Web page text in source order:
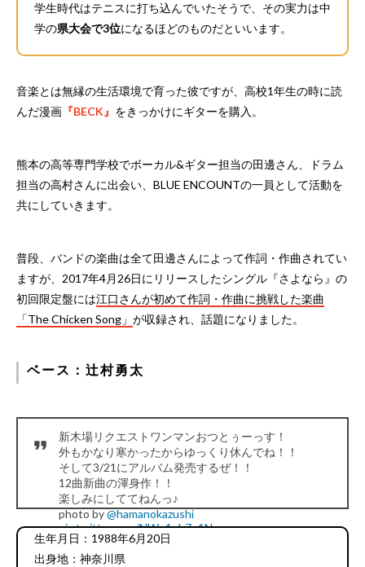
学生時代はテニスに打ち込んでいたそうで、その実力は中
学の県大会で3位になるほどのものだといいます。
音楽とは無縁の生活環境で育った彼ですが、高校1年生の時に読
んだ漫画 『BECK』 をきっかけにギターを購入。
熊本の高等専門学校でボーカル&ギター担当の田邊さん、ドラム
担当の高村さんに出会い、BLUE ENCOUNTの一員として活動を
共にしていきます。
普段、バンドの楽曲は全て田邊さんによって作詞・作曲されてい
ますが、2017年4月26日にリリースしたシングル『さよなら』の
初回限定盤には江口さんが初めて作詞・作曲に挑戦した楽曲
「The Chicken Song」 が収録され、話題になりました。
ベース：辻村勇太
新木場リクエストワンマンおつとぅーっす！
外もかなり寒かったからゆっくり休んでね！！
そして3/21にアルバム発売するぜ！！
12曲新曲の渾身作！！
楽しみにしててねんっ♪
photo by@hamanokazushi
pic.twitter.com/NWo1nh7q1N
— つーじー辻村勇太 (@yuuta_BLUEEN)
2018
生年月日：1988年6月20日
出身地：神奈川県